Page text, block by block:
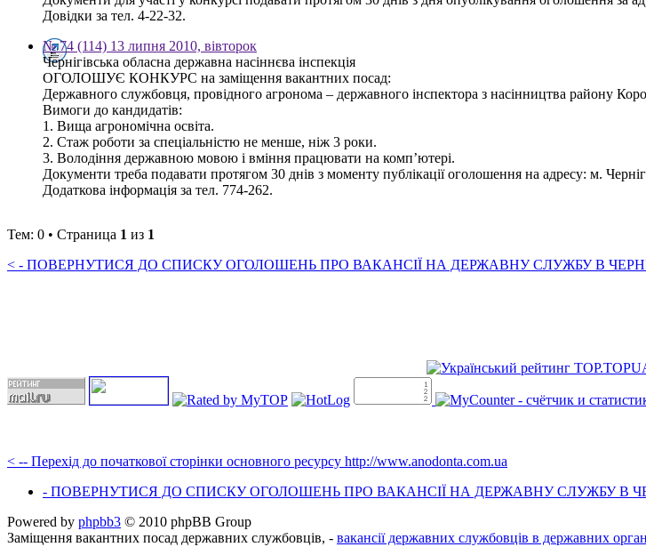
Довідки за тел. 4-22-32.
№ 74 (114) 13 липня 2010, вівторок
Чернігівська обласна державна насіннєва інспекція
ОГОЛОШУЄ КОНКУРС на заміщення вакантних посад:
Державного службовця, провідного агронома – державного інспектора з насінництва району
Вимоги до кандидатів:
1. Вища агрономічна освіта.
2. Стаж роботи за спеціальністю не менше, ніж 3 роки.
3. Володіння державною мовою і вміння працювати на комп’ютері.
Документи треба подавати протягом 30 днів з моменту публікації оголошення на адресу: м.
Додаткова інформація за тел. 774-262.
Тем: 0 • Страница 1 из 1
< - ПОВЕРНУТИСЯ ДО СПИСКУ ОГОЛОШЕНЬ ПРО ВАКАНСІЇ НА ДЕРЖАВНУ СЛУЖБУ В
< -- Перехід до початкової сторінки основного ресурсу http://www.anodonta.com.ua
- ПОВЕРНУТИСЯ ДО СПИСКУ ОГОЛОШЕНЬ ПРО ВАКАНСІЇ НА ДЕРЖАВНУ СЛУЖБУ В
Powered by phpbb3 © 2010 phpBB Group
Заміщення вакантних посад державних службовців, - вакансії державних службовців в державних